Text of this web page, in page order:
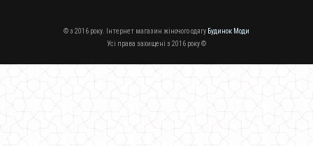
Модна жіноча кофта з прикрасою на шиї
430.00грн.
© з 2016 року. Інтернет магазин жіночого одягу Будинок Моди
Усі права захищені з 2016 року ©